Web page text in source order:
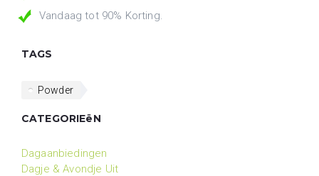
Vandaag tot 90% Korting.
TAGS
Powder
CATEGORIEëN
Dagaanbiedingen
Dagje & Avondje Uit